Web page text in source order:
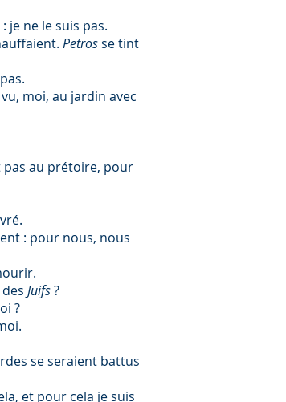
je ne le suis pas.
Petrosse tint
moi, au jardin avec
pas au prétoire, pour
: pour nous, nous
Juifs?
?
se seraient battus
et pour cela je suis